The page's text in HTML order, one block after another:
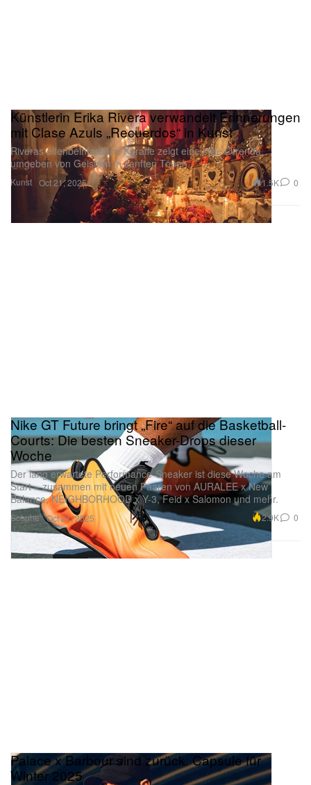
Kunst
Künstlerin Erika Rivera verwandelt Erinnerungen
mit Clase Azuls „Recuerdos“ in Kunst
Riveras elfenbeinfarbene Karaffe zeigt eine stille Ofrenda,
umgeben von Geistern in sanften Tönen.
Oct 21, 2025 1.5K 0
Schuhe
Nike GT Future bringt „Fire“ auf die Basketball-
Courts: Die besten Sneaker-Drops dieser
Woche
Der lang erwartete Performance-Sneaker ist diese Woche am
Start – zusammen mit neuen Paaren von AURALEE x New
Balance, NEIGHBORHOOD x Y-3, Feid x Salomon und mehr.
Oct 21, 2025 2.9K 0
Palace x Barbour sind zurück: Capsule für
Winter 2025